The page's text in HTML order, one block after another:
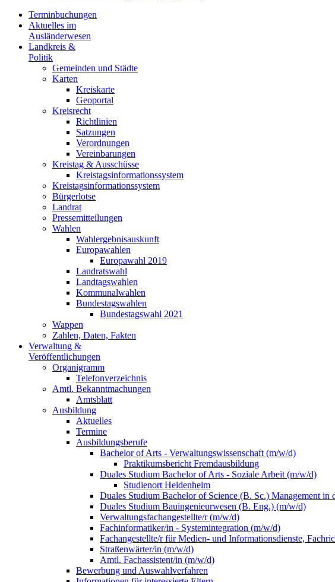
Terminbuchungen
Aktuelles im
Ausländerwesen
Landkreis &
Politik
Gemeinden und Städte
Karten
Kreiskarte
Geoportal
Kreisrecht
Richtlinien
Satzungen
Verordnungen
Vereinbarungen
Kreistag & Ausschüsse
Kreistagsinformationssystem
Kreistagsinformationssystem
Bürgerlotse
Landrat
Pressemitteilungen
Wahlen
Wahlergebnisauskunft
Europawahlen
Europawahl 2019
Landratswahl
Landtagswahlen
Kommunalwahlen
Bundestagswahlen
Bundestagswahl 2021
Wappen
Zahlen, Daten, Fakten
Verwaltung &
Veröffentlichungen
Organigramm
Telefonverzeichnis
Amtl. Bekanntmachungen
Amtsblatt
Ausbildung
Aktuelles
Termine
Ausbildungsberufe
Bachelor of Arts - Verwaltungswissenschaft (m/w/d)
Praktikumsbericht Fremdausbildung
Duales Studium Bachelor of Arts - Soziale Arbeit (m/w/d)
Studienort Heidenheim
Duales Studium Bachelor of Science (B. Sc.) Management in
Duales Studium Bauingenieurwesen (B. Eng.) (m/w/d)
Verwaltungsfachangestellte/r (m/w/d)
Fachinformatiker/in - Systemintegration (m/w/d)
Fachangestellte/r für Medien- und Informationsdienste,
Straßenwärter/in (m/w/d)
Amtl. Fachassistent/in (m/w/d)
Bewerbung und Auswahlverfahren